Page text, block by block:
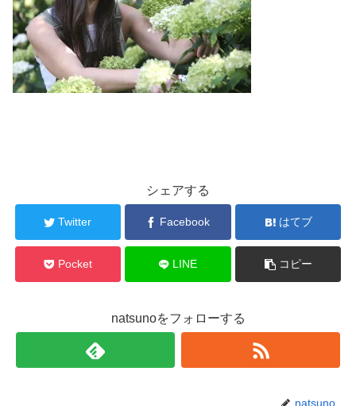
シェアする
Twitter Facebook はてブ
Pocket LINE コピー
natsunoをフォローする
natsuno